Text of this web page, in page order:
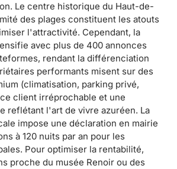
Le centre historique du Haut-de-
des plages constituent les atouts
l'attractivité. Cependant, la
avec plus de 400 annonces
rendant la différenciation
performants misent sur des
(climatisation, parking privé,
client irréprochable et une
reflétant l'art de vivre azuréen. La
impose une déclaration en mairie
à 120 nuits par an pour les
Pour optimiser la rentabilité,
proche du musée Renoir ou des